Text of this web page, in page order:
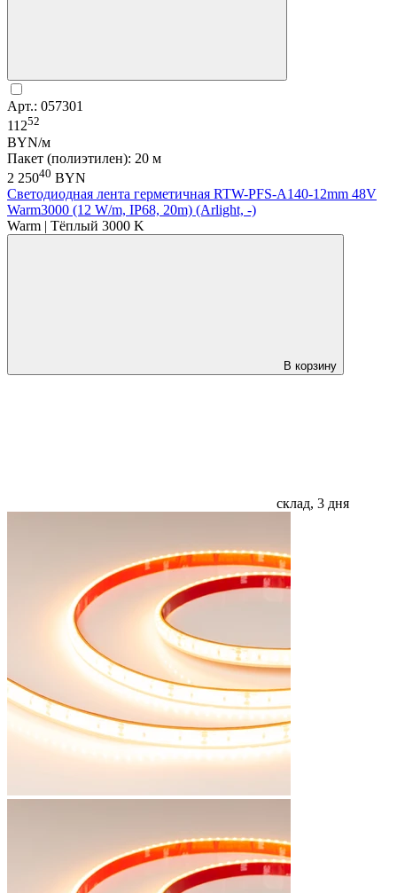
Арт.: 057301
11252
BYN/м
Пакет (полиэтилен): 20 м
2 25040 BYN
Светодиодная лента герметичная RTW-PFS-A140-12mm 48V
Warm3000 (12 W/m, IP68, 20m) (Arlight, -)
Warm | Тёплый 3000 K
В корзину
склад, 3 дня